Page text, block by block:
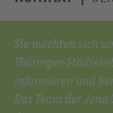
Sie möchten sich
Thüringer-
informieren und
Das Team der